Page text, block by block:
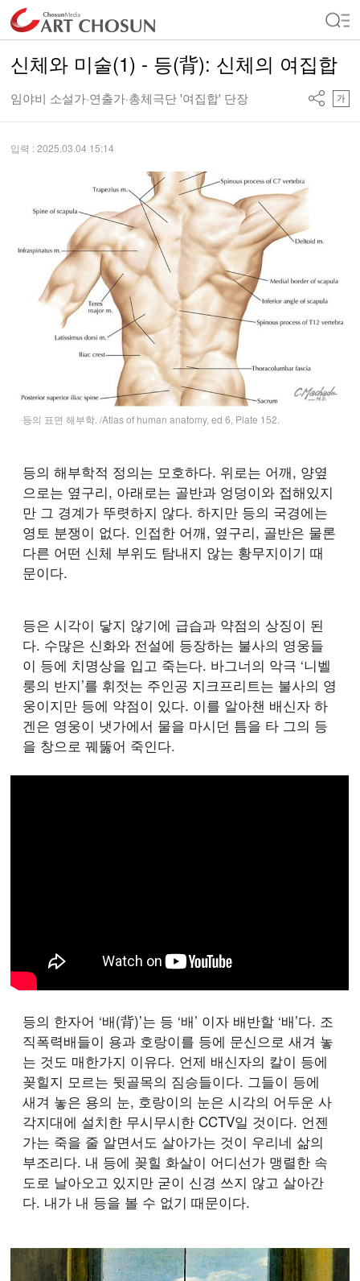
신체와 미술(1) - 등(背): 신체의 여집합
임야비 소설가·연출가·총체극단 '여집합' 단장
입력 : 2025.03.04 15:14
등의 표면 해부학. /Atlas of human anatomy, ed 6, Plate 152.
등의 해부학적 정의는 모호하다. 위로는 어깨, 양옆
으로는 옆구리, 아래로는 골반과 엉덩이와 접해있지
만 그 경계가 뚜렷하지 않다. 하지만 등의 국경에는
영토 분쟁이 없다. 인접한 어깨, 옆구리, 골반은 물론
다른 어떤 신체 부위도 탐내지 않는 황무지이기 때
문이다.
등은 시각이 닿지 않기에 급습과 약점의 상징이 된
다. 수많은 신화와 전설에 등장하는 불사의 영웅들
이 등에 치명상을 입고 죽는다. 바그너의 악극 ‘니벨
룽의 반지’를 휘젓는 주인공 지크프리트는 불사의 영
웅이지만 등에 약점이 있다. 이를 알아챈 배신자 하
겐은 영웅이 냇가에서 물을 마시던 틈을 타 그의 등
을 창으로 꿰뚫어 죽인다.
등의 한자어 ‘배(背)’는 등 ‘배’ 이자 배반할 ‘배’다. 조
직폭력배들이 용과 호랑이를 등에 문신으로 새겨 놓
는 것도 매한가지 이유다. 언제 배신자의 칼이 등에
꽂힐지 모르는 뒷골목의 짐승들이다. 그들이 등에
새겨 놓은 용의 눈, 호랑이의 눈은 시각의 어두운 사
각지대에 설치한 무시무시한 CCTV일 것이다. 언젠
가는 죽을 줄 알면서도 살아가는 것이 우리네 삶의
부조리다. 내 등에 꽂힐 화살이 어디선가 맹렬한 속
도로 날아오고 있지만 굳이 신경 쓰지 않고 살아간
다. 내가 내 등을 볼 수 없기 때문이다.